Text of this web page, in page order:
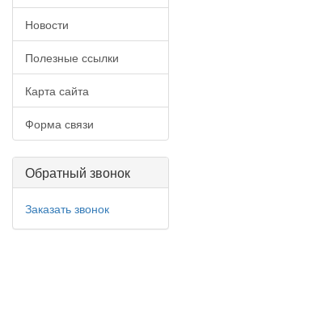
Новости
Полезные ссылки
Карта сайта
Форма связи
Обратный звонок
Заказать звонок